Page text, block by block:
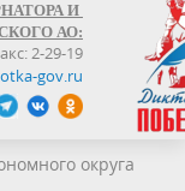
И
АО:
2-29-19
gov.ru
округа